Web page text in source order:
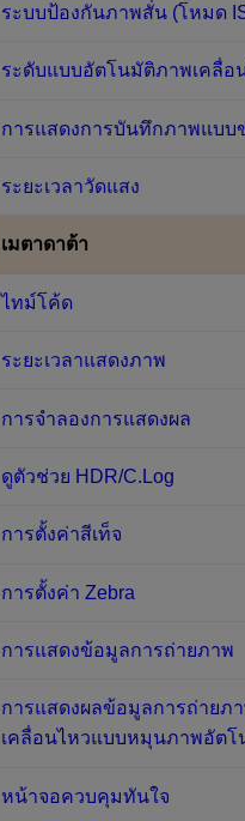
ระบบป้องกันภาพสั่น (โหมด
ระดับแบบอัตโนมัติภาพเคลื่อ
การแสดงการบันทึกภาพแบบ
ระยะเวลาวัดแสง
เมตาดาต้า
ไทม์โค้ด
ระยะเวลาแสดงภาพ
การจำลองการแสดงผล
ดูตัวช่วย HDR/C.Log
การตั้งค่าสีเท็จ
การตั้งค่า Zebra
การแสดงข้อมูลการถ่ายภาพ
การแสดงผลข้อมูลการถ่ายภ
เคลื่อนไหวแบบหมุนภาพอัตโ
หน้าจอควบคุมทันใจ